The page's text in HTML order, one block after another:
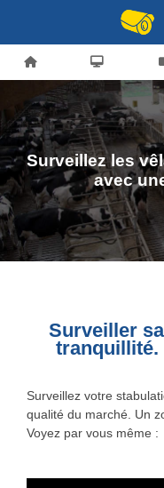
Surveillez les
avec
Surveiller
tranquillité.
Surveillez votre
qualité du marché. Un
Voyez par vous même :